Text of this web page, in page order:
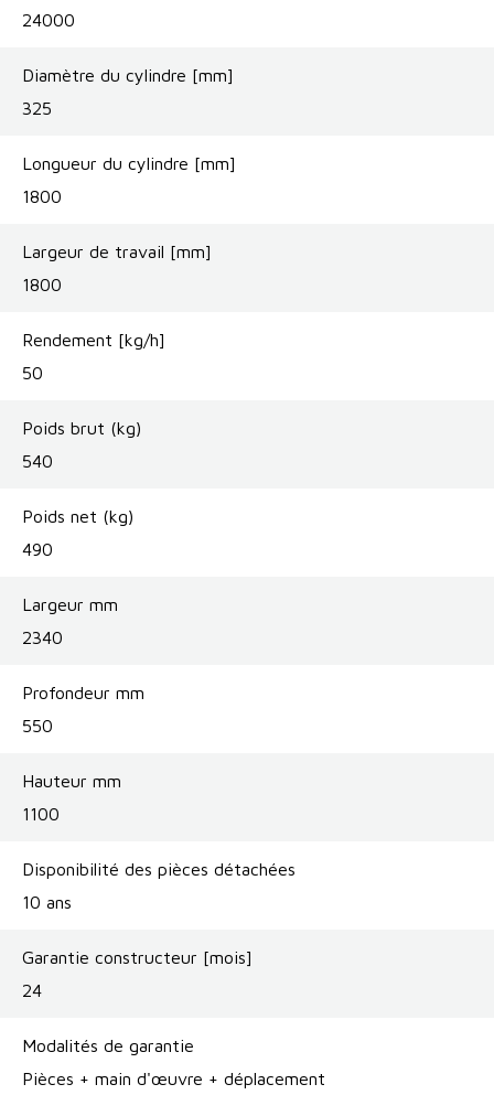
24000
Diamètre du cylindre [mm]
325
Longueur du cylindre [mm]
1800
Largeur de travail [mm]
1800
Rendement [kg/h]
50
Poids brut (kg)
540
Poids net (kg)
490
Largeur mm
2340
Profondeur mm
550
Hauteur mm
1100
Disponibilité des pièces détachées
10 ans
Garantie constructeur [mois]
24
Modalités de garantie
Pièces + main d'œuvre + déplacement